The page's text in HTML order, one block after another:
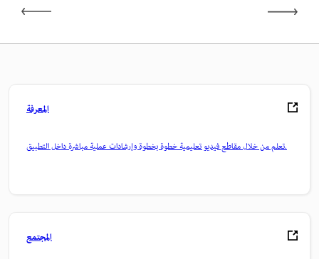
المعرفة
تعلم من خلال مقاطع فيديو تعليمية خطوة بخطوة وإرشادات عملية مباشرة داخل التطبيق.
المجتمع